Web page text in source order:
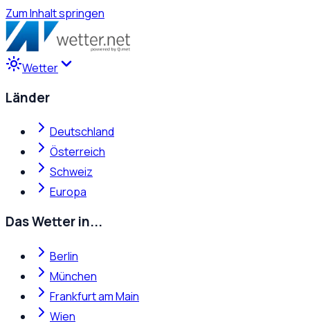
Zum Inhalt springen
Wetter
Länder
Deutschland
Österreich
Schweiz
Europa
Das Wetter in...
Berlin
München
Frankfurt am Main
Wien